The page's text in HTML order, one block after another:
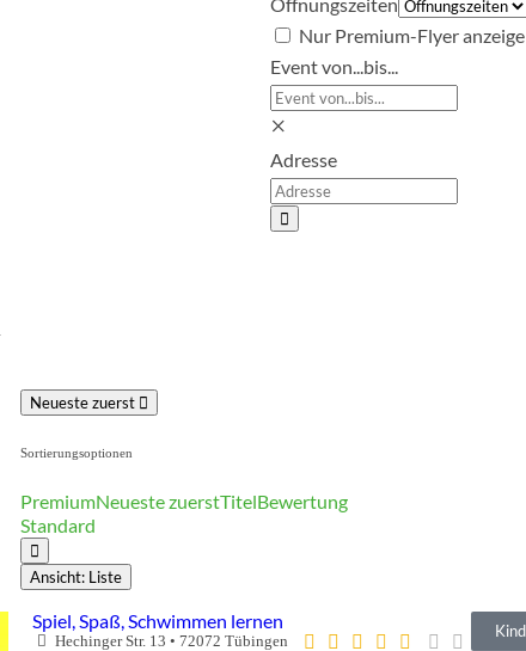
Nur Premium-Flyer
Event von...bis...
×
Adresse
Neueste zuerst
Sortierungsoptionen
PremiumNeueste zuerstTitelBewertung
Standard
Ansicht: Liste
Spiel, Spaß, Schwimmen lernen
Hechinger Str. 13 •72072 Tübingen